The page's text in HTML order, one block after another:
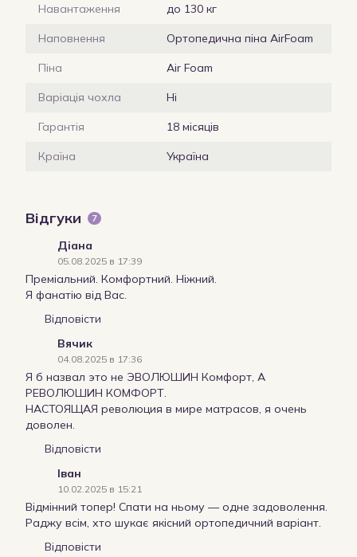
Навантаження до 130 кг
Наповнення Ортопедична піна AirFoam
Піна Air Foam
Варіація чохла Ні
Гарантія 18 місяців
Країна Україна
Відгуки 7
Діана
05.08.2025 в 17:39
Преміальний. Комфортний. Ніжний.
Я фанатію від Вас.
Відповісти
Вячик
04.08.2025 в 17:36
Я б назвал это не ЭВОЛЮШИН Комфорт, А
РЕВОЛЮШИН КОМФОРТ.
НАСТОЯЩАЯ революция в мире матрасов, я очень
доволен.
Відповісти
Іван
10.02.2025 в 15:21
Відмінний топер! Спати на ньому — одне задоволення.
Раджу всім, хто шукає якісний ортопедичний варіант.
Відповісти